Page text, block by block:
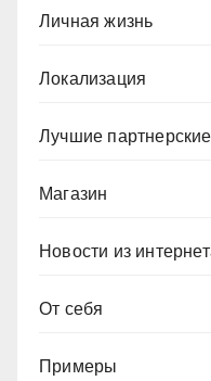
Личная жизнь
Локализация
Лучшие
Магазин
Новости из
От себя
Примеры